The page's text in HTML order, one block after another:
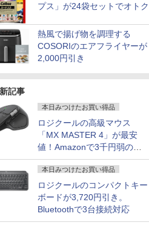
プス」が24袋セットでオトク
熱風で揚げ物を調理する
COSORIのエアフライヤーが
2,000円引き
記事
本日みつけたお買い得品
ロジクールの高級マウス
「MX MASTER 4」が最安
値！Amazonで3千円弱の割
引
本日みつけたお買い得品
ロジクールのコンパクトキー
ボードが3,720円引き。
Bluetoothで3台接続対応